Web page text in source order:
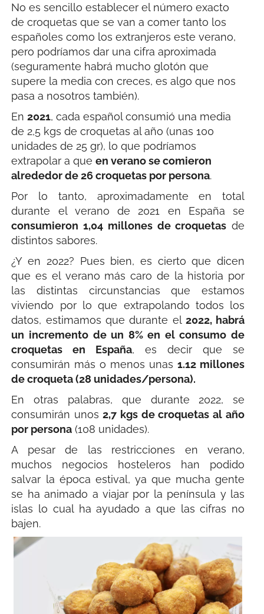
No es sencillo establecer el número exacto
de croquetas que se van a comer tanto los
españoles como los extranjeros este verano,
pero podríamos dar una cifra aproximada
(seguramente habrá mucho glotón que
supere la media con creces, es algo que nos
pasa a nosotros también).
En2021, cada español consumió una media
de 2,5 kgs de croquetas al año (unas 100
unidades de 25 gr), lo que podríamos
extrapolar a queen verano se comieron
alrededor de 26 croquetas por persona.
Por lo tanto, aproximadamente en total
durante el verano de 2021 en España se
consumieron 1,04 millones de croquetas de
distintos sabores.
¿Y en 2022? Pues bien, es cierto que dicen
que es el verano más caro de la historia por
las distintas circunstancias que estamos
viviendo por lo que extrapolando todos los
datos, estimamos que durante el 2022, habrá
un incremento de un 8% en el consumo de
croquetas en España, es decir que se
consumirán más o menos unas1.12 millones
de croqueta (28 unidades/persona).
En otras palabras, que durante 2022, se
consumirán unos 2,7 kgs de croquetas al año
por persona (108 unidades).
A pesar de las restricciones en verano,
muchos negocios hosteleros han podido
salvar la época estival, ya que mucha gente
se ha animado a viajar por la península y las
islas lo cual ha ayudado a que las cifras no
bajen.